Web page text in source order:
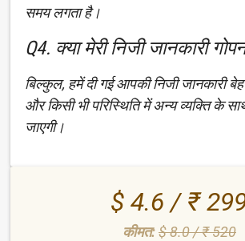
समय लगता है।
Q4. क्या मेरी निजी जानकारी
बिल्कुल, हमें दी गई आपकी निजी जानकारी
और किसी भी परिस्थिति में अन्य व्यक्ति के
जाएगी।
$ 4.6 / ₹
कीमत:$ 8.0 / ₹ 520